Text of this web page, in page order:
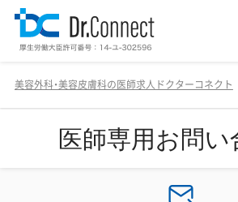
美容外科・美容皮膚科の医師求人ドクターコネクト
医師専用お問